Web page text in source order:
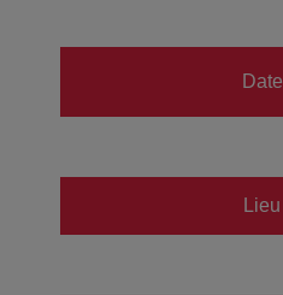
Date
Lieu